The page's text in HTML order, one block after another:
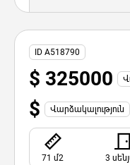
ID A518790
$ 325000
$ Վարձակալություն
71 մ2 3